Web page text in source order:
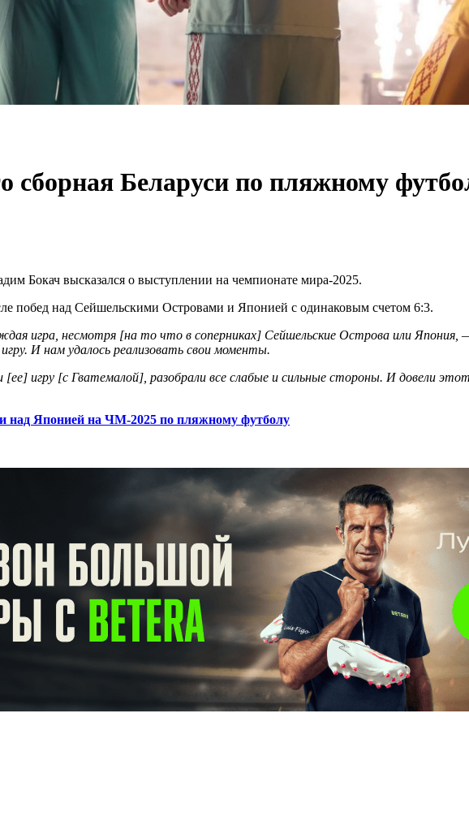
сборная Беларуси по пляжному
Бокач высказался о выступлении на чемпионате мира-2025.
побед над Сейшельскими Островами и Японией с одинаковым счетом 6:3.
игра, несмотря [на то что в соперниках] Сейшельские Острова или Япония,
И нам удалось реализовать свои моменты.
игру [с Гватемалой], разобрали все слабые и сильные стороны. И довели
над Японией на ЧМ-2025 по пляжному футболу